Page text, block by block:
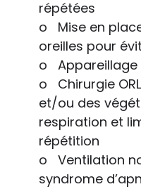
répétées
o Mise en
oreilles pour
o Appareillage
o Chirurgie
et/ou des
respiration et
répétition
o Ventilation
syndrome